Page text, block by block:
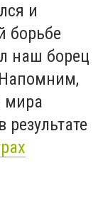
и
борьбе
наш борец
мира